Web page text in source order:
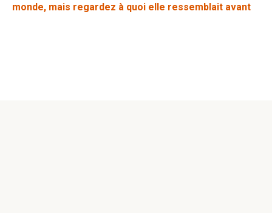
monde, mais regardez à quoi elle ressemblait avant